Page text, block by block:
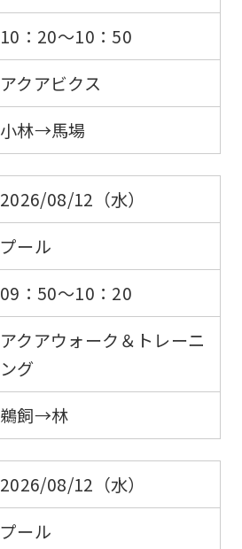
10：20～10：50
アクアビクス
小林→馬場
2026/08/12（水）
プール
09：50～10：20
アクアウォーク＆トレーニ
ング
鵜飼→林
2026/08/12（水）
プール